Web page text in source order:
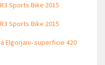
Sports Bike 2015
Sports Bike 2015
Elgorjani- superficie 420